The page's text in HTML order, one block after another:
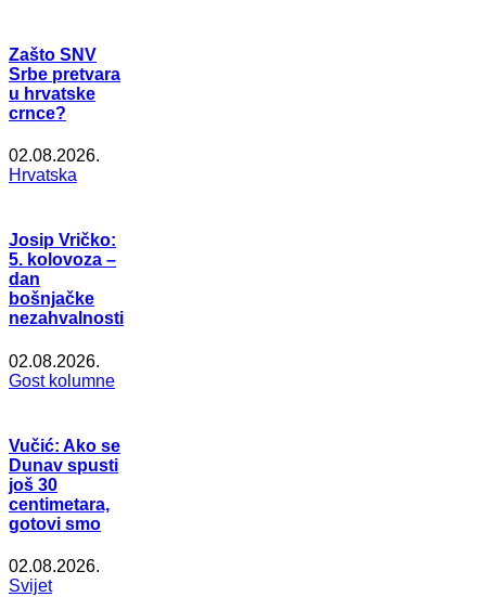
Zašto SNV
Srbe pretvara
u hrvatske
crnce?
02.08.2026.
Hrvatska
Josip Vričko:
5. kolovoza –
dan
bošnjačke
nezahvalnosti
02.08.2026.
Gost kolumne
Vučić: Ako se
Dunav spusti
još 30
centimetara,
gotovi smo
02.08.2026.
Svijet